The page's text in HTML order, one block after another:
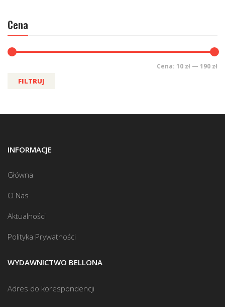
Cena
FILTRUJ
Cena: 10 zł — 190 zł
INFORMACJE
Główna
O Nas
Aktualności
Polityka Prywatności
WYDAWNICTWO BELLONA
Adres do korespondencji